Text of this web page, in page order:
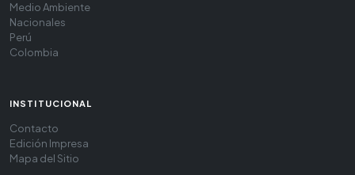
Medio Ambiente
Nacionales
Perú
Colombia
INSTITUCIONAL
Contacto
Edición Impresa
Mapa del Sitio